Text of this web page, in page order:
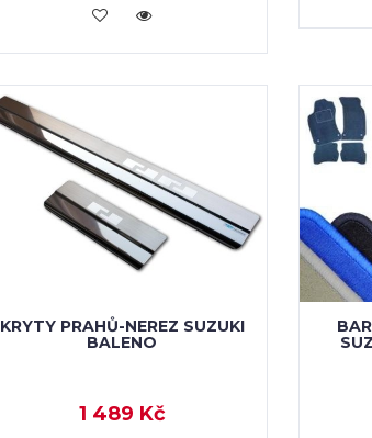
KOUPIT
KRYTY PRAHŮ-NEREZ SUZUKI
BALENO
1 489 Kč